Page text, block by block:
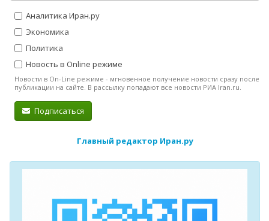
Аналитика Иран.ру
Экономика
Политика
Новость в Online режиме
Новости в On-Line режиме - мгновенное получение новости сразу после
публикации на сайте. В рассылку попадают все новости РИА Iran.ru.
Подписаться
Главный редактор Иран.ру